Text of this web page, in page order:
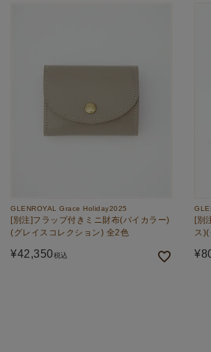
GLENROYAL Grace Holiday2025
[別注]フラップ付きミニ財布(バイカラー)
(グレイスコレクション) 全2色
¥42,350税込
[別
ス
¥